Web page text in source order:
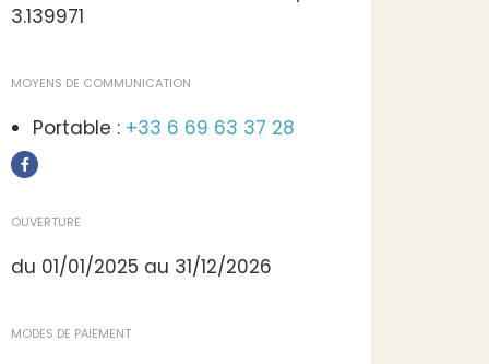
3.139971
MOYENS DE COMMUNICATION
Portable : +33 6 69 63 37 28
OUVERTURE
du 01/01/2025 au 31/12/2026
MODES DE PAIEMENT